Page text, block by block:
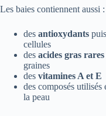
Les baies contiennent aussi :
des antioxydants
cellules
des acides gras rares
graines
des vitamines A et E
des composés utilisés
la peau